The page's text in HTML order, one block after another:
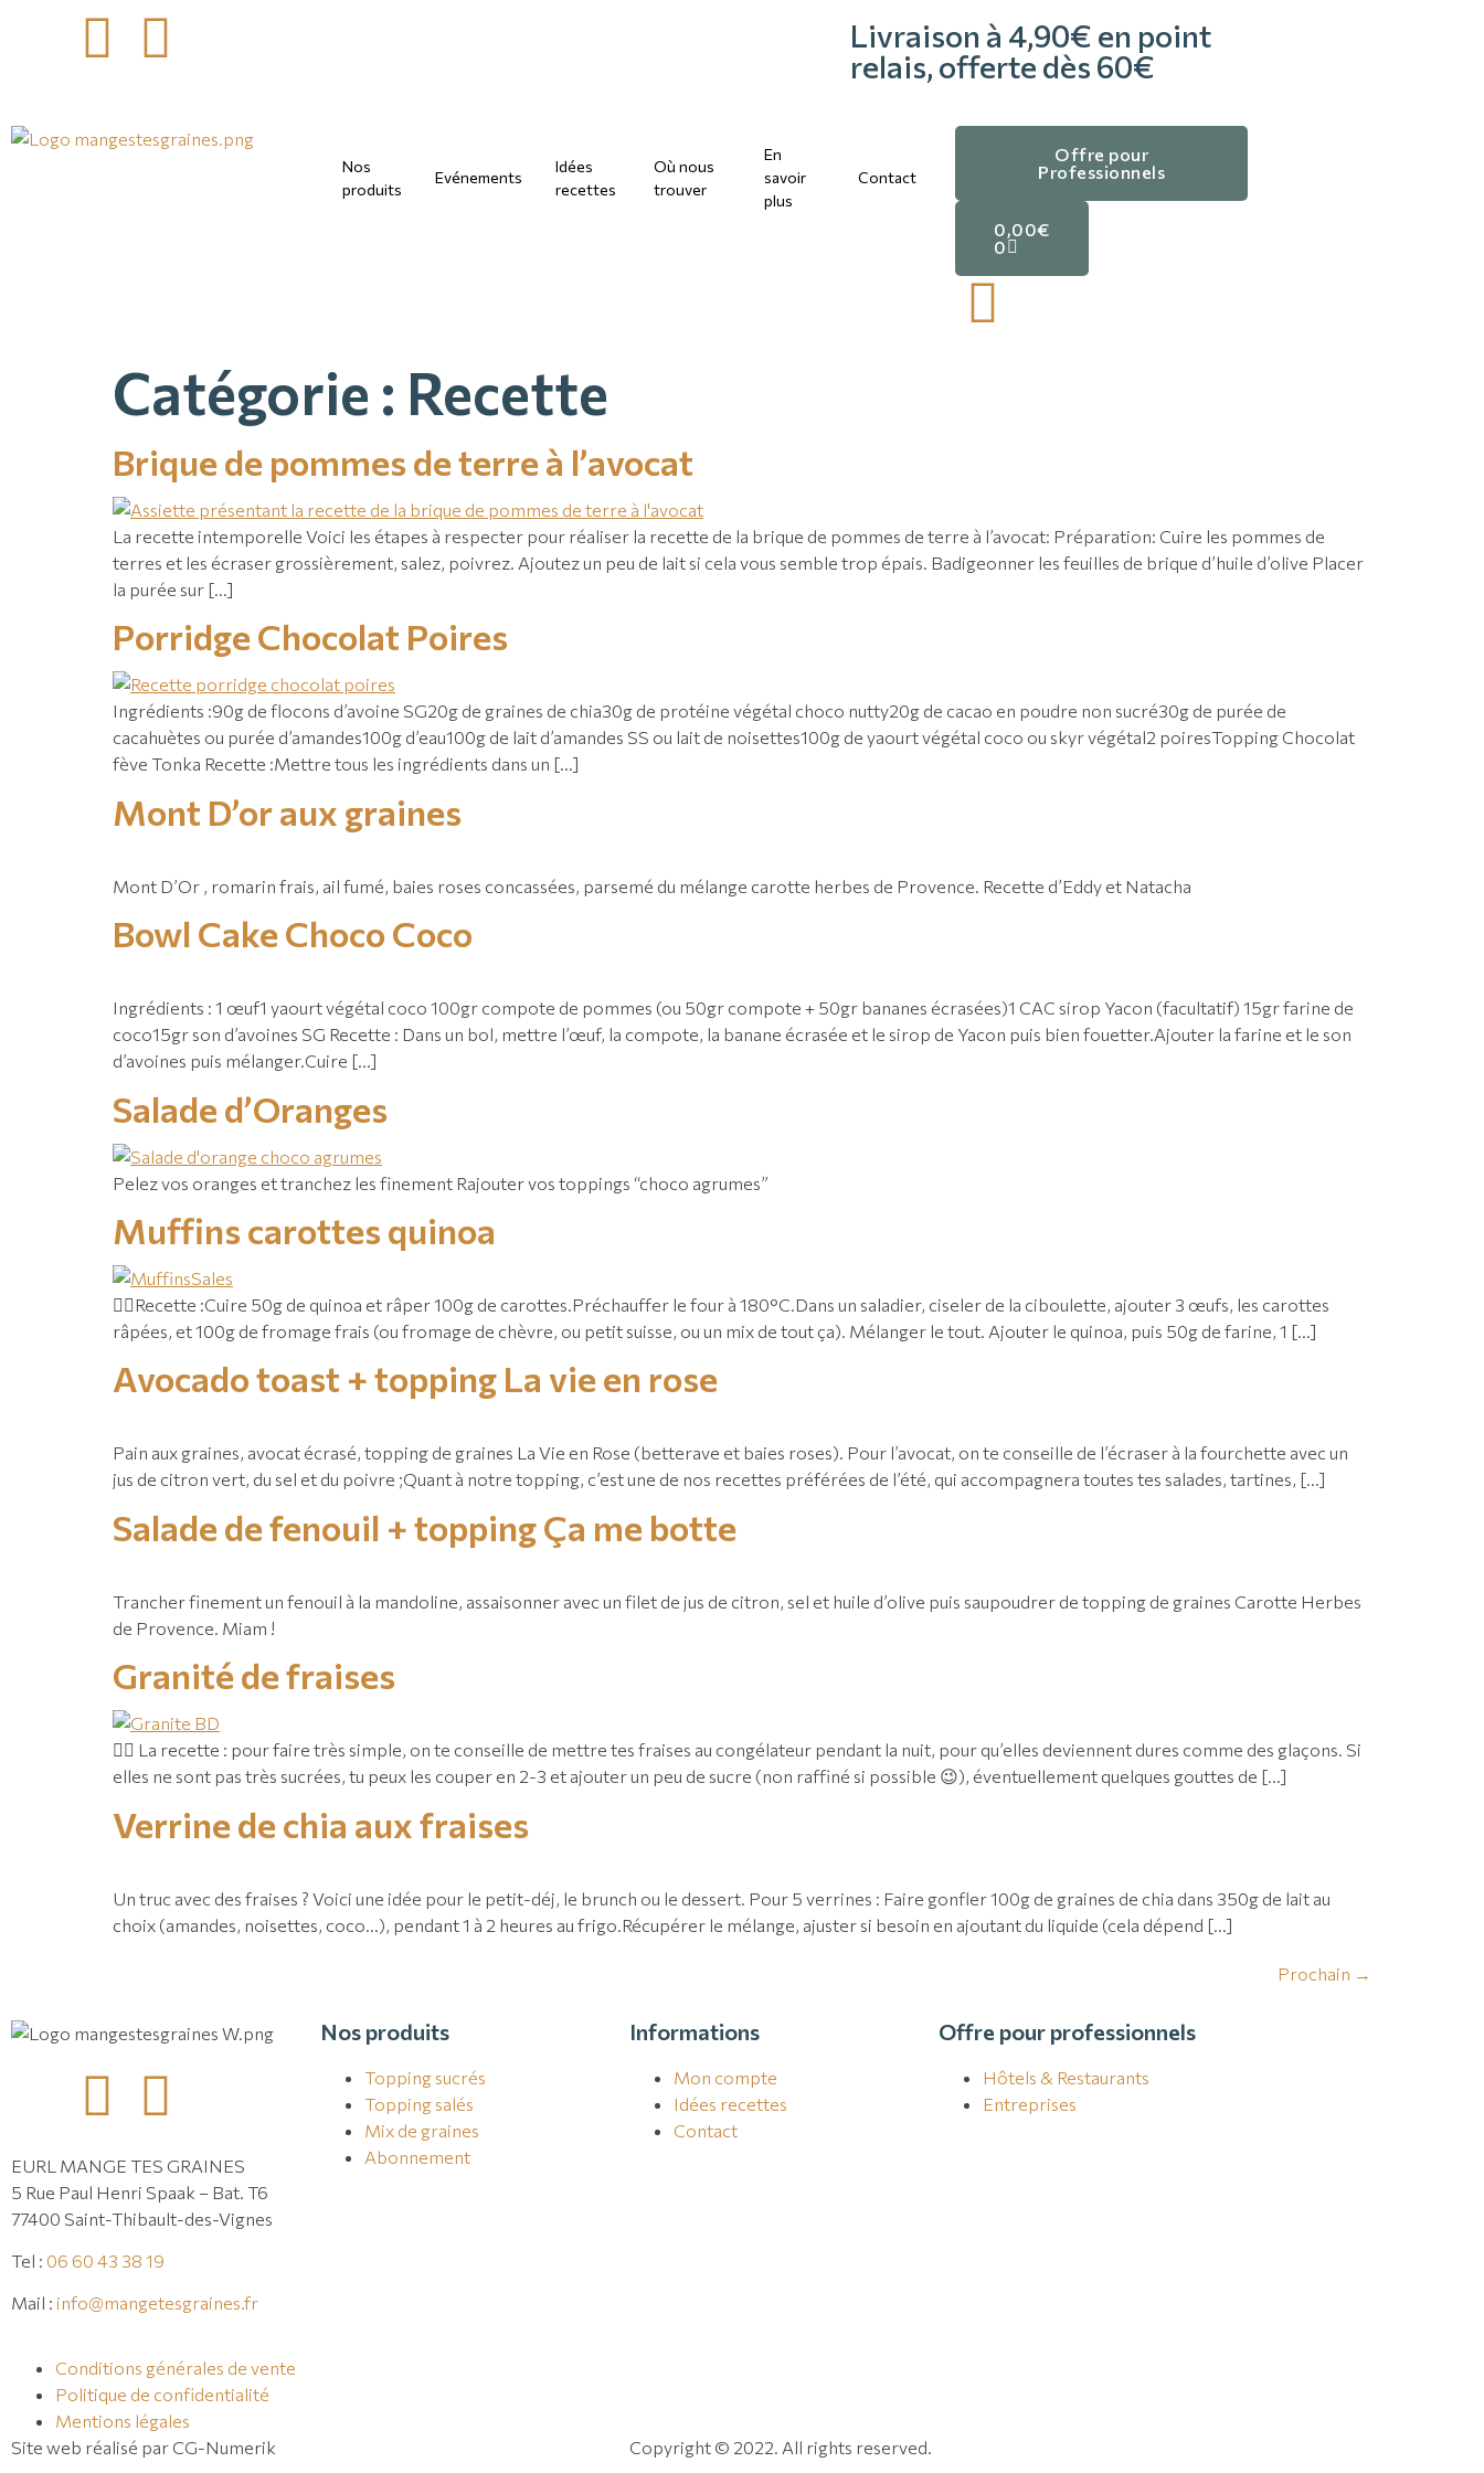
Livraison à 4,90€ en point
relais, offerte dès 60€
Nos
produits
Evénements
Idées
recettes
Où nous
trouver
En
savoir
plus
Contact
Offre pour
Professionnels
0,00€
0
Catégorie : Recette
Brique de pommes de terre à l’avocat
La recette intemporelle Voici les étapes à respecter pour réaliser la recette de la brique de pommes de terre à l’avocat: Préparation: Cuire les pommes de
terres et les écraser grossièrement, salez, poivrez. Ajoutez un peu de lait si cela vous semble trop épais. Badigeonner les feuilles de brique d’huile d’olive Placer
la purée sur […]
Porridge Chocolat Poires
Ingrédients :90g de flocons d’avoine SG20g de graines de chia30g de protéine végétal choco nutty20g de cacao en poudre non sucré30g de purée de
cacahuètes ou purée d’amandes100g d’eau100g de lait d’amandes SS ou lait de noisettes100g de yaourt végétal coco ou skyr végétal2 poiresTopping Chocolat
fève Tonka Recette :Mettre tous les ingrédients dans un […]
Mont D’or aux graines
Mont D’Or , romarin frais, ail fumé, baies roses concassées, parsemé du mélange carotte herbes de Provence. Recette d’Eddy et Natacha
Bowl Cake Choco Coco
Ingrédients : 1 œuf1 yaourt végétal coco 100gr compote de pommes (ou 50gr compote + 50gr bananes écrasées)1 CAC sirop Yacon (facultatif) 15gr farine de
coco15gr son d’avoines SG Recette : Dans un bol, mettre l’œuf, la compote, la banane écrasée et le sirop de Yacon puis bien fouetter.Ajouter la farine et le son
d’avoines puis mélanger.Cuire […]
Salade d’Oranges
Pelez vos oranges et tranchez les finement Rajouter vos toppings “choco agrumes”
Muffins carottes quinoa
👉🏼Recette :⁠Cuire 50g de quinoa et râper 100g de carottes.⁠Préchauffer le four à 180°C.⁠Dans un saladier, ciseler de la ciboulette, ajouter 3 œufs, les carottes
râpées, et 100g de fromage frais (ou fromage de chèvre, ou petit suisse, ou un mix de tout ça). Mélanger le tout. Ajouter le quinoa, puis 50g de farine, 1 […]
Avocado toast + topping La vie en rose
Pain aux graines, avocat écrasé, topping de graines La Vie en Rose (betterave et baies roses).⁠ Pour l’avocat, on te conseille de l’écraser à la fourchette avec un
jus de citron vert, du sel et du poivre ;⁠Quant à notre topping, c’est une de nos recettes préférées de l’été, qui accompagnera toutes tes salades, tartines, […]
Salade de fenouil + topping Ça me botte
Trancher finement un fenouil à la mandoline, assaisonner avec un filet de jus de citron, sel et huile d’olive puis saupoudrer de topping de graines Carotte Herbes
de Provence. Miam !⁠
Granité de fraises
👉🏼 La recette : pour faire très simple, on te conseille de mettre tes fraises au congélateur pendant la nuit, pour qu’elles deviennent dures comme des glaçons. Si
elles ne sont pas très sucrées, tu peux les couper en 2-3 et ajouter un peu de sucre (non raffiné si possible 😉), éventuellement quelques gouttes de […]
Verrine de chia aux fraises
Un truc avec des fraises ? Voici une idée pour le petit-déj, le brunch ou le dessert.⁠ Pour 5 verrines : ⁠Faire gonfler 100g de graines de chia dans 350g de lait au
choix (amandes, noisettes, coco…), pendant 1 à 2 heures au frigo.⁠Récupérer le mélange, ajuster si besoin en ajoutant du liquide (cela dépend […]
Prochain →
EURL MANGE TES GRAINES
5 Rue Paul Henri Spaak – Bat. T6
77400 Saint-Thibault-des-Vignes
Tel : 06 60 43 38 19
Mail : info@mangetesgraines.fr
Nos produits
Topping sucrés
Topping salés
Mix de graines
Abonnement
Informations
Mon compte
Idées recettes
Contact
Offre pour professionnels
Hôtels & Restaurants
Entreprises
Conditions générales de vente
Politique de confidentialité
Mentions légales
Site web réalisé par CG-Numerik
Copyright © 2022. All rights reserved.